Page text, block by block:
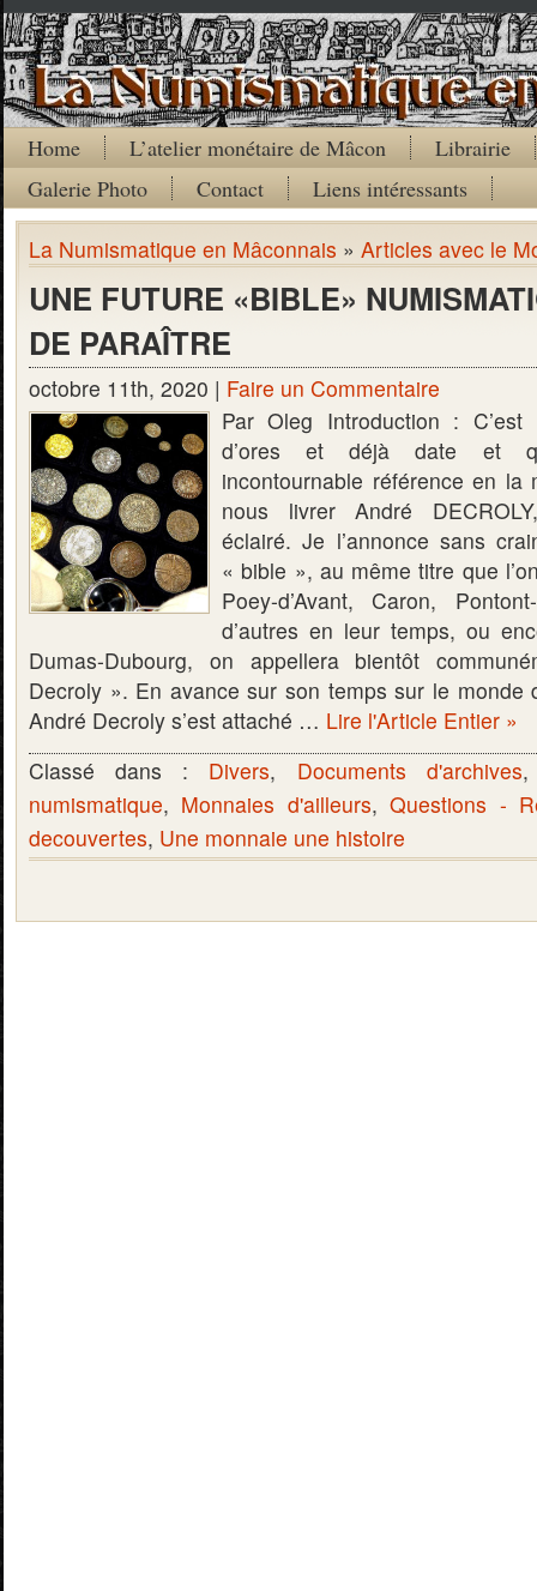
Home L’atelier monétaire de Mâcon
Librairie
Galerie Photo
Contact Liens intéressants
La Numismatique en Mâconnais » Articles avec le
UNE FUTURE «BIBLE»
DE PARAÎTRE
octobre 11th, 2020 | Faire un Commentaire
Par Oleg Introduction :
d’ores et déjà date et
incontournable référence en la
nous livrer André
éclairé. Je l’annonce sans
« bible », au même titre que
Poey-d’Avant, Caron,
d’autres en leur temps, ou
Dumas-Dubourg, on appellera bientôt
Decroly ». En avance sur son temps sur le monde
André Decroly s’est attaché … Lire l'Article Entier »
Classé dans : Divers, Documents d'archives
numismatique, Monnaies d'ailleurs,Questions -
decouvertes, Une monnaie une histoire